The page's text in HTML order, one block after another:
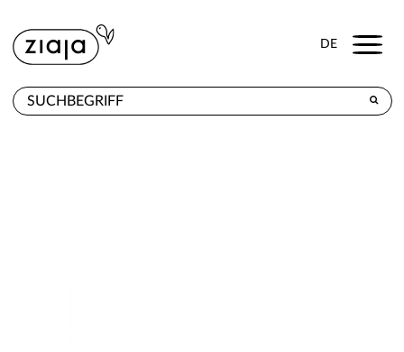
DE Menu